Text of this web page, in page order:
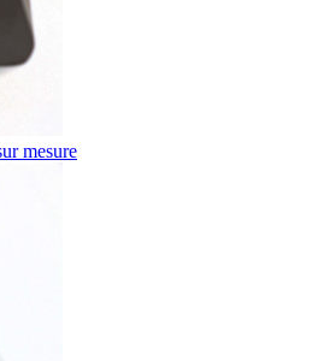
mesure